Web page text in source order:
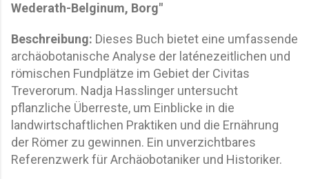
Wederath-Belginum, Borg"
Beschreibung: Dieses Buch bietet eine umfassende
archäobotanische Analyse der laténezeitlichen und
römischen Fundplätze im Gebiet der Civitas
Treverorum. Nadja Hasslinger untersucht
pflanzliche Überreste, um Einblicke in die
landwirtschaftlichen Praktiken und die Ernährung
der Römer zu gewinnen. Ein unverzichtbares
Referenzwerk für Archäobotaniker und Historiker.